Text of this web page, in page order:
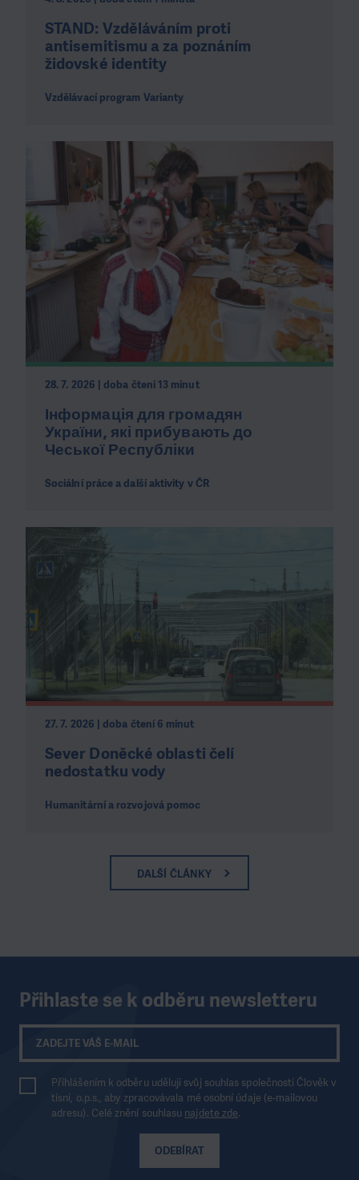
STAND: Vzděláváním proti
antisemitismu a za poznáním
židovské identity
Vzdělávací program Varianty
28. 7. 2026 | doba čtení 13 minut
Інформація для громадян
України, які прибувають до
Чеської Республіки
Sociální práce a další aktivity v ČR
27. 7. 2026 | doba čtení 6 minut
Sever Doněcké oblasti čelí
nedostatku vody
Humanitární a rozvojová pomoc
DALŠÍ ČLÁNKY
Přihlaste se k odběru newsletteru
ODEBÍRAT
Přihlášením k odběru uděluji svůj souhlas společnosti Člověk v
tísni, o.p.s., aby zpracovávala mé osobní údaje (e-mailovou
adresu). Celé znění souhlasu najdete zde.